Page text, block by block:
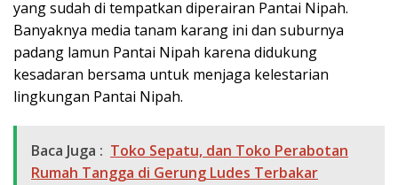
yang sudah di tempatkan diperairan Pantai Nipah.
Banyaknya media tanam karang ini dan suburnya
padang lamun Pantai Nipah karena didukung
kesadaran bersama untuk menjaga kelestarian
lingkungan Pantai Nipah.
Baca Juga : Toko Sepatu, dan Toko Perabotan
Rumah Tangga di Gerung Ludes Terbakar